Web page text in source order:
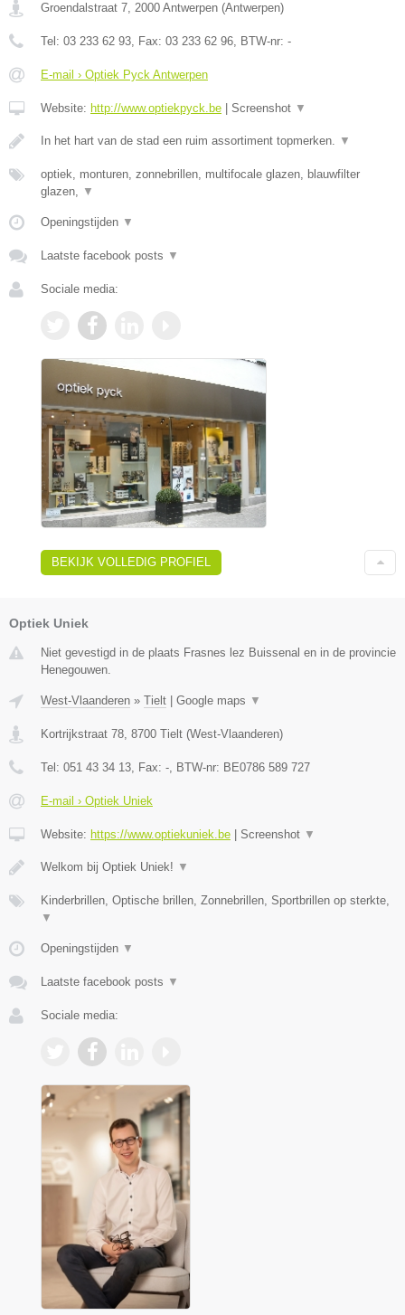
Groendalstraat 7, 2000 Antwerpen (Antwerpen)
Tel: 03 233 62 93, Fax: 03 233 62 96, BTW-nr: -
E-mail › Optiek Pyck Antwerpen
Website: http://www.optiekpyck.be Screenshot ▼
In het hart van de stad een ruim assortiment topmerken. ▼
optiek, monturen, zonnebrillen, multifocale glazen, blauwfilter
glazen, ▼
Openingstijden ▼
Laatste facebook posts ▼
Sociale media:
BEKIJK VOLLEDIG PROFIEL
Optiek Uniek
Niet gevestigd in de plaats Frasnes lez Buissenal en in de provincie
Henegouwen.
West-Vlaanderen » Tielt Google maps ▼
Kortrijkstraat 78 8700 Tielt (West-Vlaanderen)
Tel: 051 43 34 13 , Fax: - , BTW-nr: BE0786 589 727
E-mail › Optiek Uniek
Website: https://www.optiekuniek.be Screenshot ▼
Welkom bij Optiek Uniek! ▼
Kinderbrillen, Optische brillen, Zonnebrillen, Sportbrillen op sterkte,
▼
Openingstijden ▼
Laatste facebook posts ▼
Sociale media: